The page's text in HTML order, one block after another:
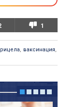
1
, ваксинация,